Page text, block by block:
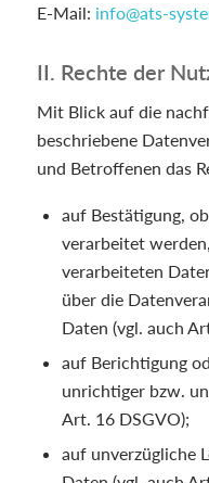
E-Mail: info@ats-
II. Rechte der
Mit Blick auf die
beschriebene
und Betroffenen das
auf Bestätigung,
verarbeitet
verarbeiteten
über die
Daten (vgl. auch
auf Berichtigung
unrichtiger bzw.
Art. 16 DSGVO);
auf unverzügliche